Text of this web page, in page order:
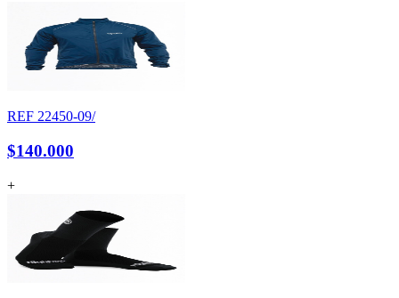
REF 22450-09/
$140.000
+